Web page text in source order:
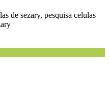
de sezary, pesquisa celulas